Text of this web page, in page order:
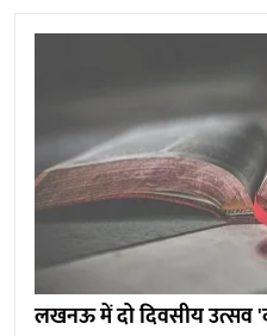
लखनऊ में दो दिवसीय